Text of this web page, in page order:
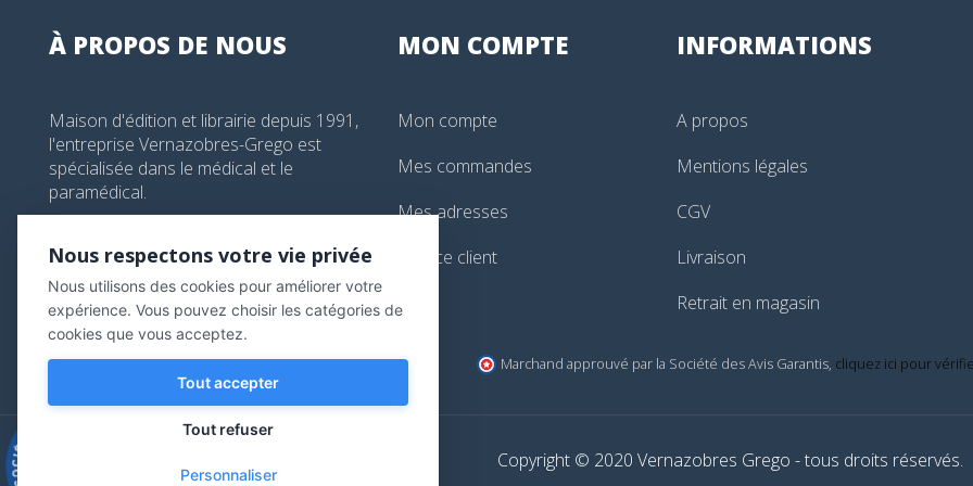
À PROPOS DE NOUS
Maison d'édition et librairie depuis 1991,
l'entreprise Vernazobres-Grego est
spécialisée dans le médical et le
paramédical.
librairie@vg-editions.com
MON COMPTE
Mon compte
Mes commandes
Mes adresses
Service client
INFORMATIONS
A propos
Mentions légales
CGV
Livraison
Retrait en magasin
Marchand approuvé par la Société des Avis Garantis, cliquez ici pour
Copyright © 2020 Vernazobres Grego - tous droits réservés.
Nous respectons votre vie privée
Nous utilisons des cookies pour améliorer votre
expérience. Vous pouvez choisir les catégories de
cookies que vous acceptez.
Tout accepter
Tout refuser
Personnaliser